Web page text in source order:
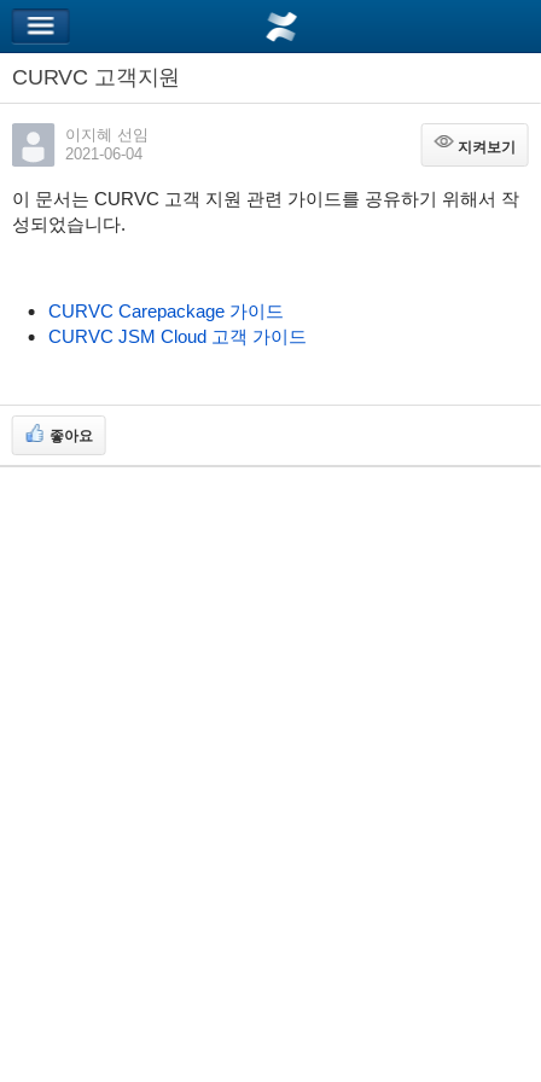
CURVC 고객지원
이지혜 선임
2021-06-04
지켜보기
지켜보기
이 문서는 CURVC 고객 지원 관련 가이드를 공유하기 위해서 작
성되었습니다.
CURVC Carepackage 가이드
CURVC JSM Cloud 고객 가이드
좋아요